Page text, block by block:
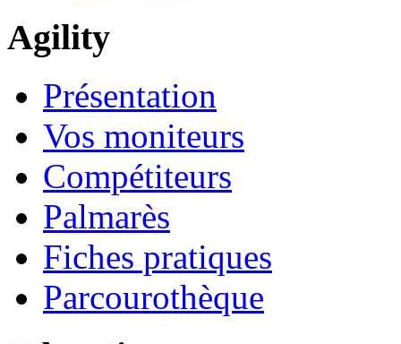
Agility
Présentation
Vos moniteurs
Compétiteurs
Palmarès
Fiches pratiques
Parcourothèque